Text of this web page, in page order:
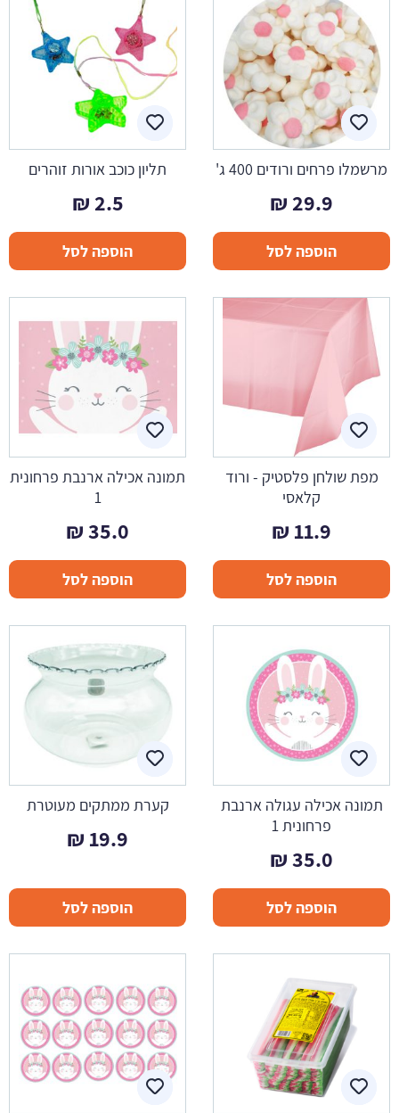
מרשמלו פרחים ורודים 400 ג'
29.9
₪
הוספה לסל
תליון כוכב אורות זוהרים
2.5
₪
הוספה לסל
מפת שולחן פלסטיק - ורוד
קלאסי
11.9
₪
הוספה לסל
תמונה אכילה ארנבת פרחונית
1
35.0
₪
הוספה לסל
תמונה אכילה עגולה ארנבת
פרחונית 1
35.0
₪
הוספה לסל
קערת ממתקים מעוטרת
19.9
₪
הוספה לסל